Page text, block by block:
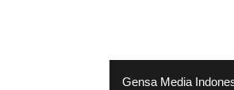
Gensa Media